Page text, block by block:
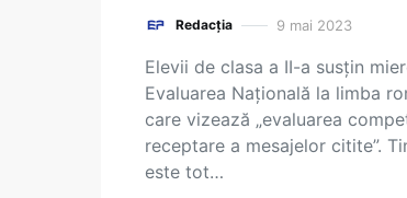
Redacția 9 mai 2023
Elevii de clasa a II-a susțin
Evaluarea Națională la limba
care vizează „evaluarea
receptare a mesajelor citite”.
este tot…